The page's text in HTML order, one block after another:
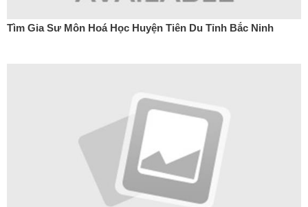
Tìm Gia Sư Môn Hoá Học Huyện Tiên Du Tỉnh Bắc Ninh